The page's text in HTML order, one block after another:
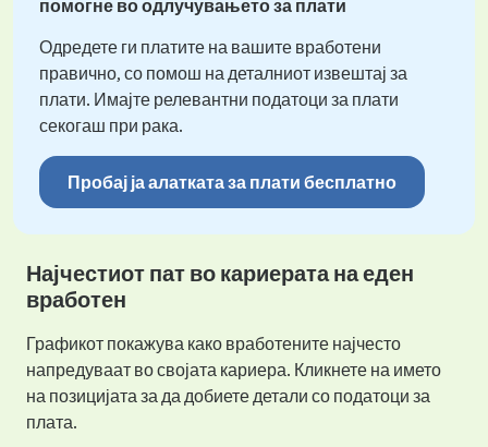
помогне во одлучувањето за плати
Одредете ги платите на вашите вработени
правично, со помош на деталниот извештај за
плати. Имајте релевантни податоци за плати
секогаш при рака.
Пробај ја алатката за плати бесплатно
Најчестиот пат во кариерата на еден
вработен
Графикот покажува како вработените најчесто
напредуваат во својата кариера. Кликнете на името
на позицијата за да добиете детали со податоци за
плата.